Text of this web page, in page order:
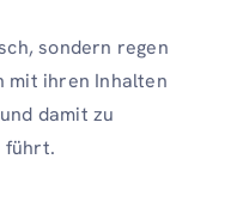
sondern regen
mit ihren Inhalten
damit zu
führt.